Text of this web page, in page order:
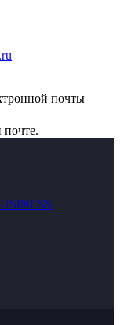
почты
почте.